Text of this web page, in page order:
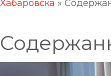
Хабаровска »